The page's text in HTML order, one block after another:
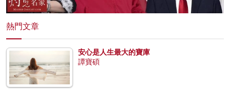
熱門文章
安心是人生最大的寶庫
譚寶碩